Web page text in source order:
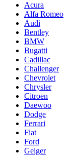
Acura
Alfa Romeo
Audi
Bentley
BMW
Bugatti
Cadillac
Challenger
Chevrolet
Chrysler
Citroen
Daewoo
Dodge
Ferrari
Fiat
Ford
Geiger